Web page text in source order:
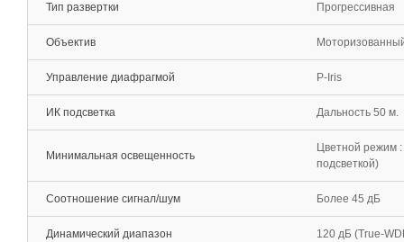
Тип развертки Прогрессивная
Объектив
Управление диафрагмой P-Iris
ИК подсветка Дальность 50 м.
Минимальная освещенность
Цветной режим
подсветкой)
Соотношение сигнал/шум Более 45 дБ
Динамический диапазон 120 дБ (True-